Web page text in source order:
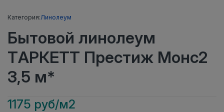
Категория:Линолеум
Бытовой линолеум
ТАРКЕТТ Престиж Монс2
3,5 м*
1175 руб/м2